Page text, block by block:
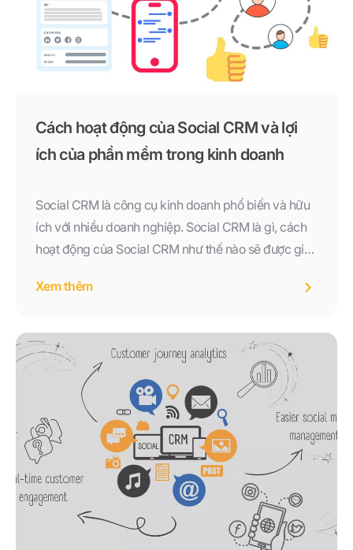
Cách hoạt động của Social CRM và lợi
ích của phần mềm trong kinh doanh
Social CRM là công cụ kinh doanh phổ biến và hữu
ích với nhiều doanh nghiệp. Social CRM là gì, cách
hoạt động của Social CRM như thế nào sẽ được giải
Xem thêm